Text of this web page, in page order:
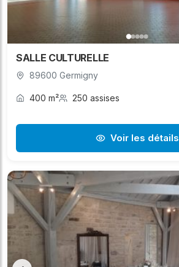
SALLE CULTURELLE
89600 Germigny
400 m² 250 assises
Voir les détails